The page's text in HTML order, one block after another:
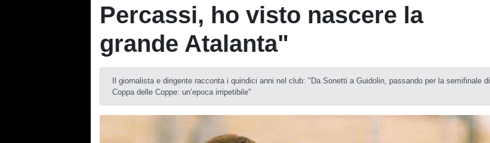
Percassi, ho visto nascere la
grande Atalanta"
Il giornalista e dirigente racconta i quindici anni nel club: "Da Sonetti a Guidolin, passando per la semifinale di
Coppa delle Coppe: un’epoca irripetibile"